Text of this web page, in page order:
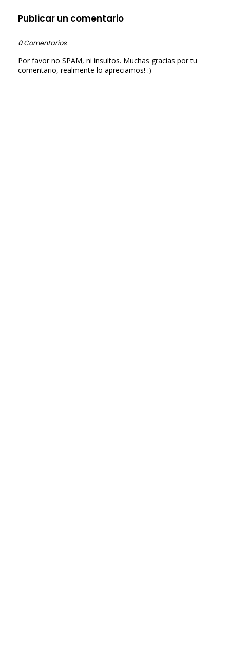
Publicar un comentario
0 Comentarios
Por favor no SPAM, ni insultos. Muchas gracias por tu
comentario, realmente lo apreciamos! :)